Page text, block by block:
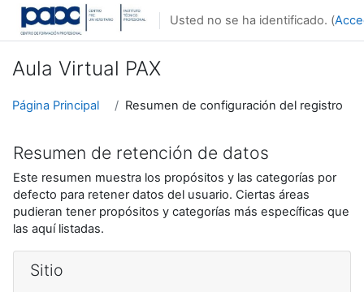
Salta al contenido principal
Usted no se ha identificado. (
Aula Virtual PAX
Página Principal Resumen de configuración del registro
Resumen de retención de datos
Este resumen muestra los propósitos y las categorías por
defecto para retener datos del usuario. Ciertas áreas
pudieran tener propósitos y categorías más específicas que
las aquí listadas.
Sitio